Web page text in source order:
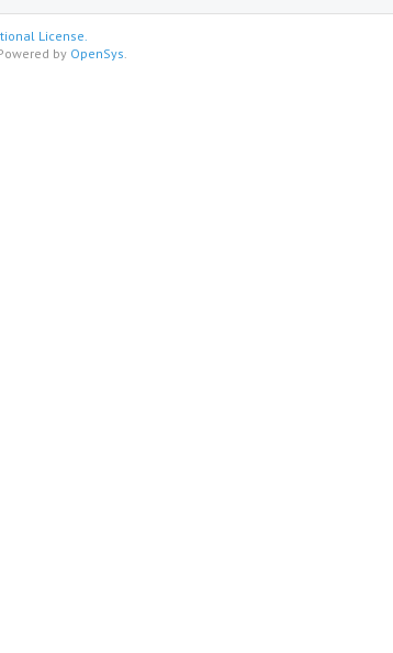
License.
by OpenSys.